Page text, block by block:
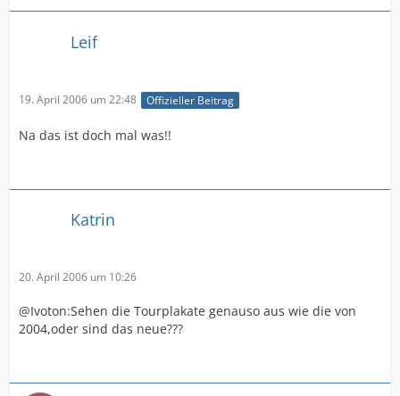
Leif
19. April 2006 um 22:48 Offizieller Beitrag
Na das ist doch mal was!!
Katrin
20. April 2006 um 10:26
@Ivoton:Sehen die Tourplakate genauso aus wie die von
2004,oder sind das neue???